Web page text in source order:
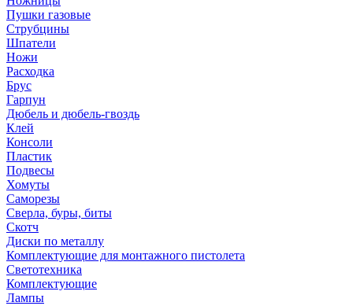
Пушки газовые
Струбцины
Шпатели
Ножи
Расходка
Брус
Гарпун
Дюбель и дюбель-гвоздь
Клей
Консоли
Пластик
Подвесы
Хомуты
Саморезы
Сверла, буры, биты
Скотч
Диски по металлу
Комплектующие для монтажного пистолета
Светотехника
Комплектующие
Лампы